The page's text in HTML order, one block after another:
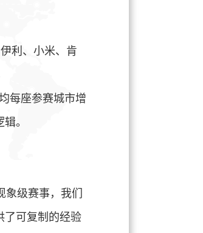
利、小米、肯
每座参赛城市增
。
级赛事，我们
了可复制的经验